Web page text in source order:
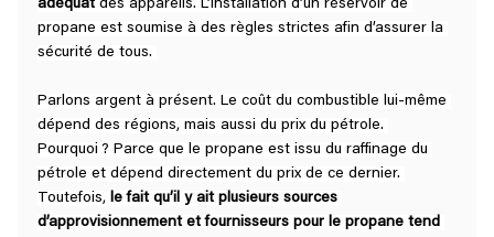
adéquat des appareils. L’installation d’un réservoir de
propane est soumise à des règles strictes afin d’assurer la
sécurité de tous.
Parlons argent à présent. Le coût du combustible lui-même
dépend des régions, mais aussi du prix du pétrole.
Pourquoi ? Parce que le propane est issu du raffinage du
pétrole et dépend directement du prix de ce dernier.
Toutefois, le fait qu’il y ait plusieurs sources
d’approvisionnement et fournisseurs pour le propane tend